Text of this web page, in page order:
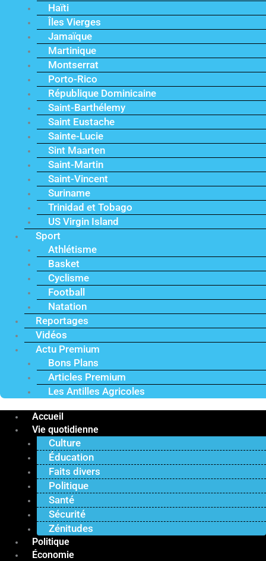
Haïti
Îles Vierges
Jamaïque
Martinique
Montserrat
Porto-Rico
République Dominicaine
Saint-Barthélemy
Saint Eustache
Sainte-Lucie
Sint Maarten
Saint-Martin
Saint-Vincent
Suriname
Trinidad et Tobago
US Virgin Island
Sport
Athlétisme
Basket
Cyclisme
Football
Natation
Reportages
Vidéos
Actu Premium
Bons Plans
Articles Premium
Les Antilles Agricoles
Accueil
Vie quotidienne
Culture
Éducation
Faits divers
Politique
Santé
Sécurité
Zénitudes
Politique
Économie